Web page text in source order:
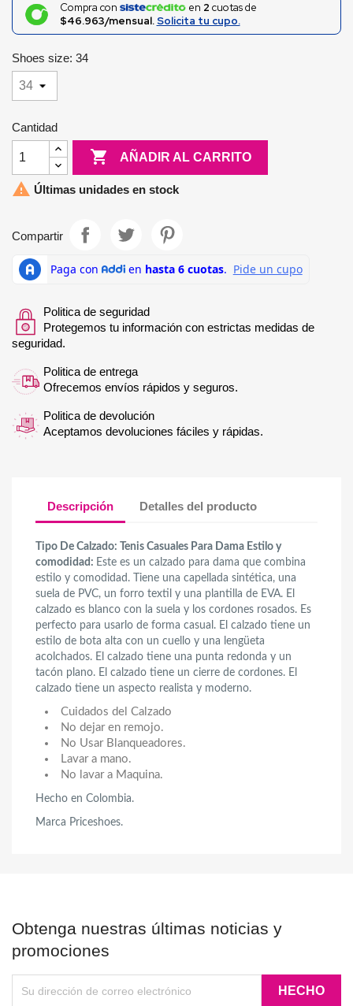
Compra con en 2 cuotas de
$46.963/mensual.Solicita tu cupo.
Shoes size: 34
Cantidad
 AÑADIR AL CARRITO
 Últimas unidades en stock
Compartir
Politica de seguridad
Protegemos tu información con estrictas medidas de
seguridad.
Politica de entrega
Ofrecemos envíos rápidos y seguros.
Politica de devolución
Aceptamos devoluciones fáciles y rápidas.
Descripción Detalles del producto
Tipo De Calzado: Tenis Casuales Para Dama Estilo y
comodidad: Este es un calzado para dama que combina
estilo y comodidad. Tiene una capellada sintética, una
suela de PVC, un forro textil y una plantilla de EVA. El
calzado es blanco con la suela y los cordones rosados. Es
perfecto para usarlo de forma casual. El calzado tiene un
estilo de bota alta con un cuello y una lengüeta
acolchados. El calzado tiene una punta redonda y un
tacón plano. El calzado tiene un cierre de cordones. El
calzado tiene un aspecto realista y moderno.
Cuidados del Calzado
No dejar en remojo.
No Usar Blanqueadores.
Lavar a mano.
No lavar a Maquina.
Hecho en Colombia.
Marca Priceshoes.
Obtenga nuestras últimas noticias y
promociones